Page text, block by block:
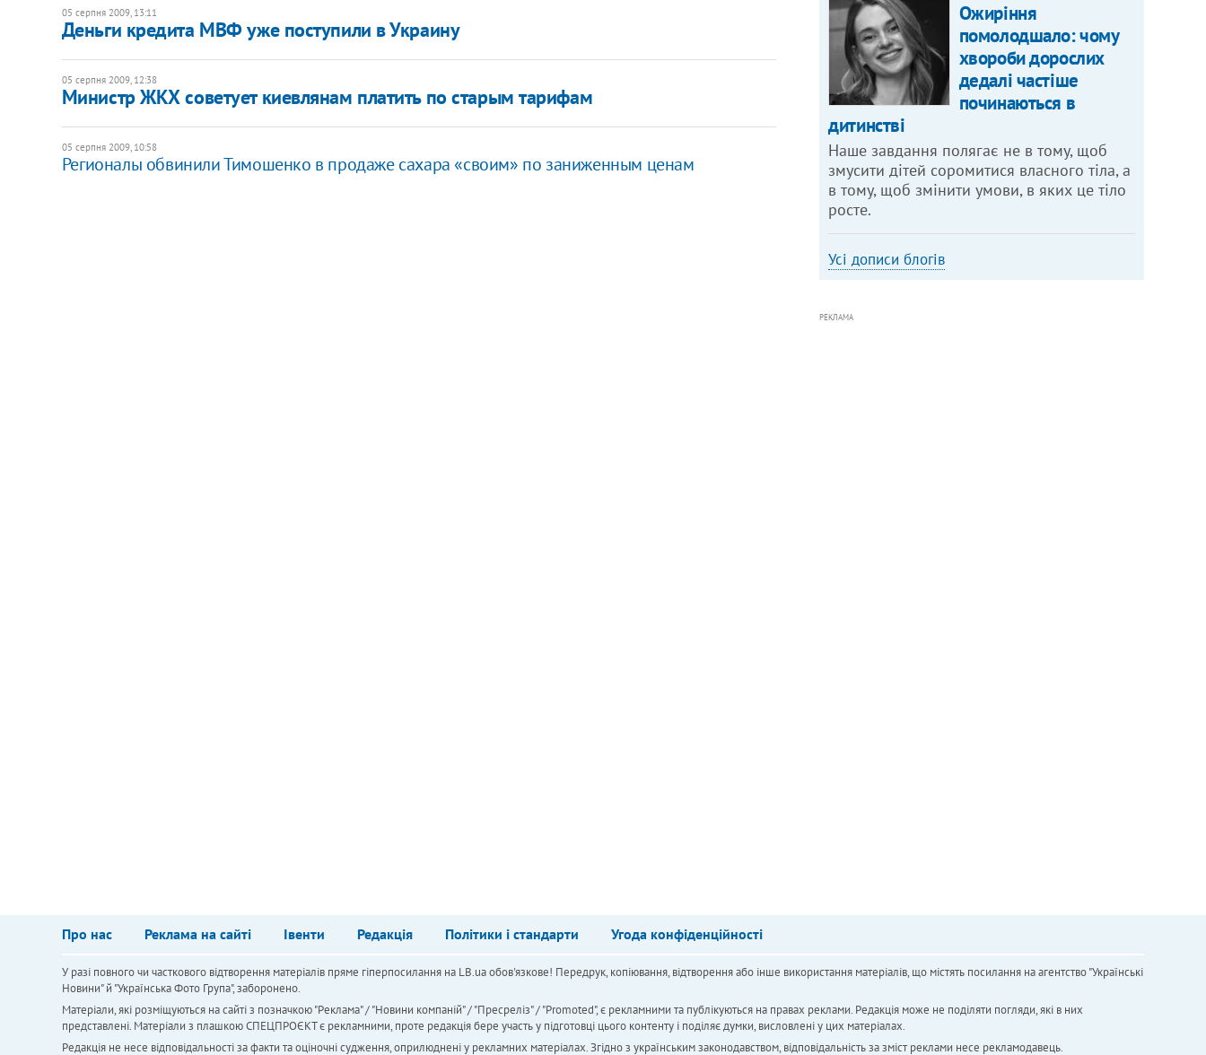
05 серпня 2009, 13:11
Деньги кредита МВФ уже поступили в Украину
05 серпня 2009, 12:38
Министр ЖКХ советует киевлянам платить по старым тарифам
05 серпня 2009, 10:58
Регионалы обвинили Тимошенко в продаже сахара «своим» по заниженным ценам
Ожиріння
помолодшало: чому
хвороби дорослих
дедалі частіше
починаються в
дитинстві
Наше завдання полягає не в тому, щоб
змусити дітей соромитися власного тіла, а
в тому, щоб змінити умови, в яких це тіло
росте.
Усі дописи блогів
РЕКЛАМА
Про нас Реклама на сайті Івенти Редакція Політики і стандарти Угода конфіденційності
У разі повного чи часткового відтворення матеріалів пряме гіперпосилання на LB.ua обов'язкове! Передрук, копіювання, відтворення або інше використання матеріалів, що містять посилання на агентство "Українськi
Новини" й "Українська Фото Група", заборонено.
Матеріали, які розміщуються на сайті з позначкою "Реклама" / "Новини компаній" / "Пресреліз" / "Promoted", є рекламними та публікуються на правах реклами. Редакція може не поділяти погляди, які в них
представлені. Матеріали з плашкою СПЕЦПРОЄКТ є рекламними, проте редакція бере участь у підготовці цього контенту і поділяє думки, висловлені у цих матеріалах.
Редакція не несе відповідальності за факти та оціночні судження, оприлюднені у рекламних матеріалах. Згідно з українським законодавством, відповідальність за зміст реклами несе рекламодавець.